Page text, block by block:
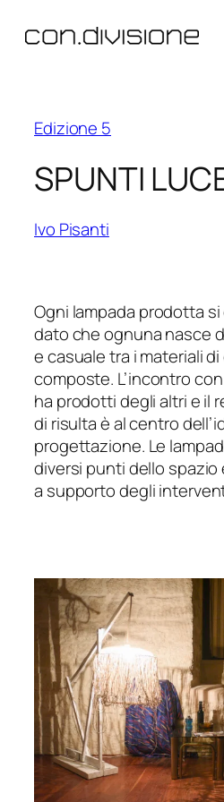
Edizione 5
SPUNTI
Ivo Pisanti
Ogni lampada prodotta
dato che ognuna nasce
e casuale tra i materiali
composte. L’incontro
ha prodotti degli altri e il
di risulta è al centro
progettazione. Le
diversi punti dello
a supporto degli